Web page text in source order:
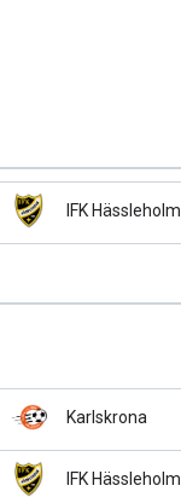
IFK Hässleholm
Karlskrona
IFK Hässleholm